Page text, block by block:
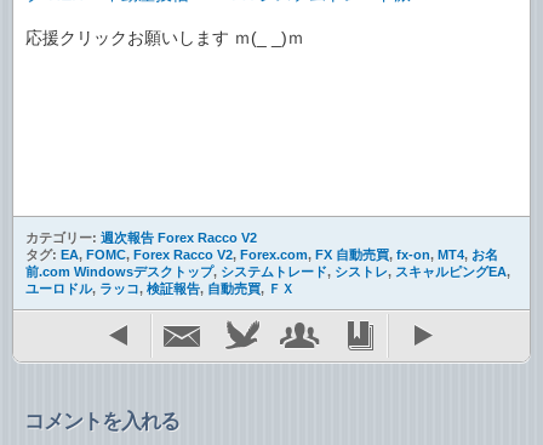
応援クリックお願いします ｍ(_ _)ｍ
カテゴリー: 週次報告 Forex Racco V2
タグ: EA, FOMC, Forex Racco V2, Forex.com, FX 自動売買, fx-on, MT4, お名
前.com Windowsデスクトップ, システムトレード, シストレ, スキャルピングEA,
ユーロドル, ラッコ, 検証報告, 自動売買, ＦＸ
コメントを入れる